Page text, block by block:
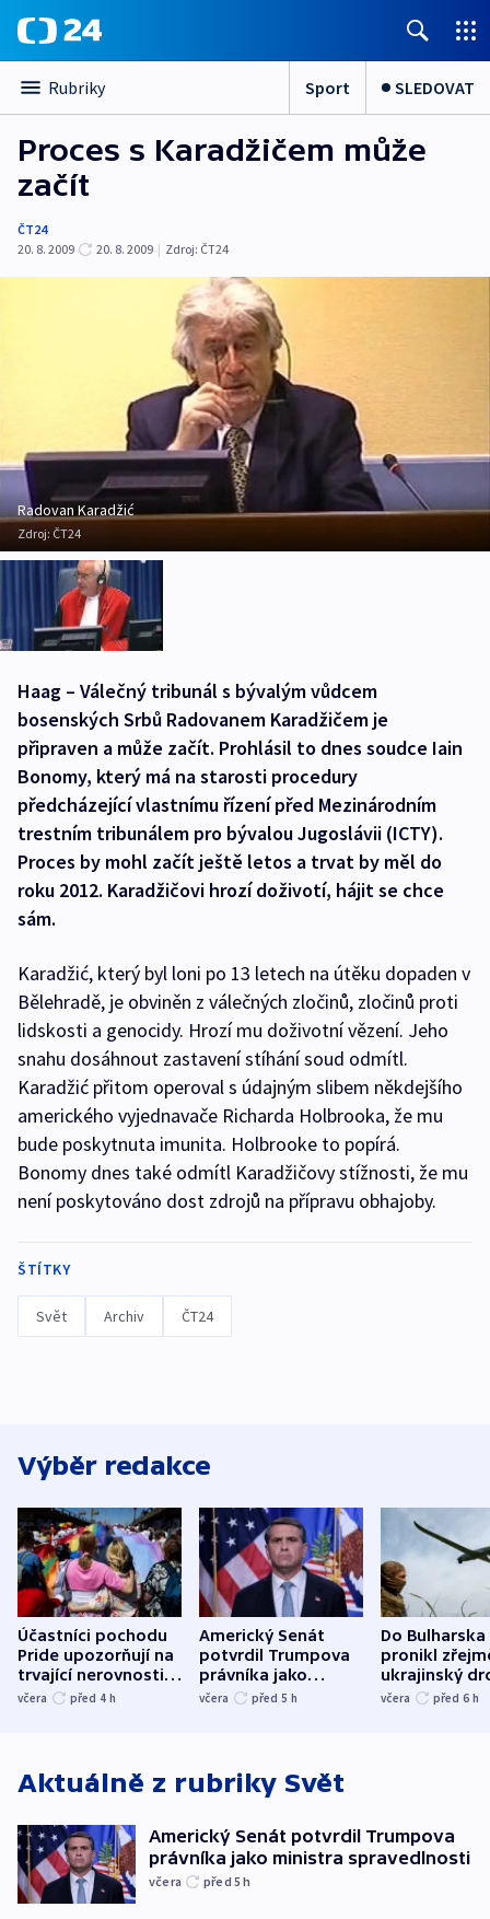
Rubriky Sport SLEDOVAT
Proces s Karadžičem může
začít
ČT24
20. 8. 2009
20. 8. 2009 | Zdroj: ČT24
Radovan Karadžić
Zdroj: ČT24
Haag – Válečný tribunál s bývalým vůdcem
bosenských Srbů Radovanem Karadžičem je
připraven a může začít. Prohlásil to dnes soudce Iain
Bonomy, který má na starosti procedury
předcházející vlastnímu řízení před Mezinárodním
trestním tribunálem pro bývalou Jugoslávii (ICTY).
Proces by mohl začít ještě letos a trvat by měl do
roku 2012. Karadžičovi hrozí doživotí, hájit se chce
sám.
Karadžić, který byl loni po 13 letech na útěku dopaden v
Bělehradě, je obviněn z válečných zločinů, zločinů proti
lidskosti a genocidy. Hrozí mu doživotní vězení. Jeho
snahu dosáhnout zastavení stíhání soud odmítl.
Karadžić přitom operoval s údajným slibem někdejšího
amerického vyjednavače Richarda Holbrooka, že mu
bude poskytnuta imunita. Holbrooke to popírá.
Bonomy dnes také odmítl Karadžičovy stížnosti, že mu
není poskytováno dost zdrojů na přípravu obhajoby.
ŠTÍTKY
Svět Archiv ČT24
Výběr redakce
Účastníci pochodu
Pride upozorňují na
trvající nerovnosti i
společenskou
včera před 4 h
Americký Senát
potvrdil Trumpova
právníka jako
ministra
včera před 5 h
Do Bulharska
pronikl
ukrajinský
explodoval
včera před 6 h
Aktuálně z rubriky Svět
Americký Senát potvrdil Trumpova
právníka jako ministra spravedlnosti
včera před 5h